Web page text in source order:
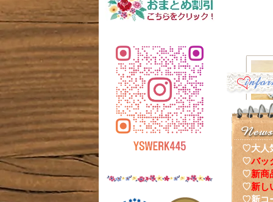
ナーポ
♡大人
♡バッ
♡新商
♡新し
♡新コ